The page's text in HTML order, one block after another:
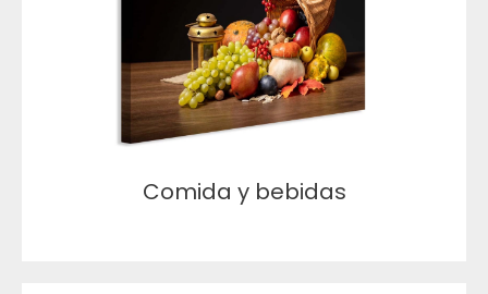
Comida y bebidas